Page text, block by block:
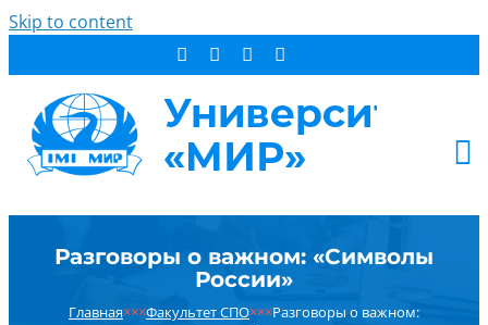
Skip to content
СТУДЕНТУ
Разговоры о важном: «Символы
России»
Главная×××Факультет СПО×××Разговоры о важном: